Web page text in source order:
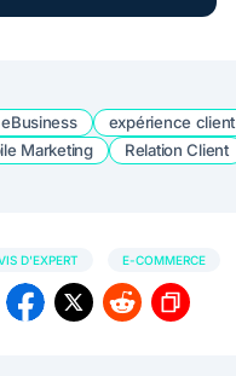
eBusiness expérience client
Marketing
Relation Client
D'EXPERT E-COMMERCE